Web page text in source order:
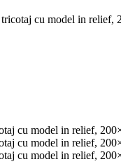
cu model in relief,